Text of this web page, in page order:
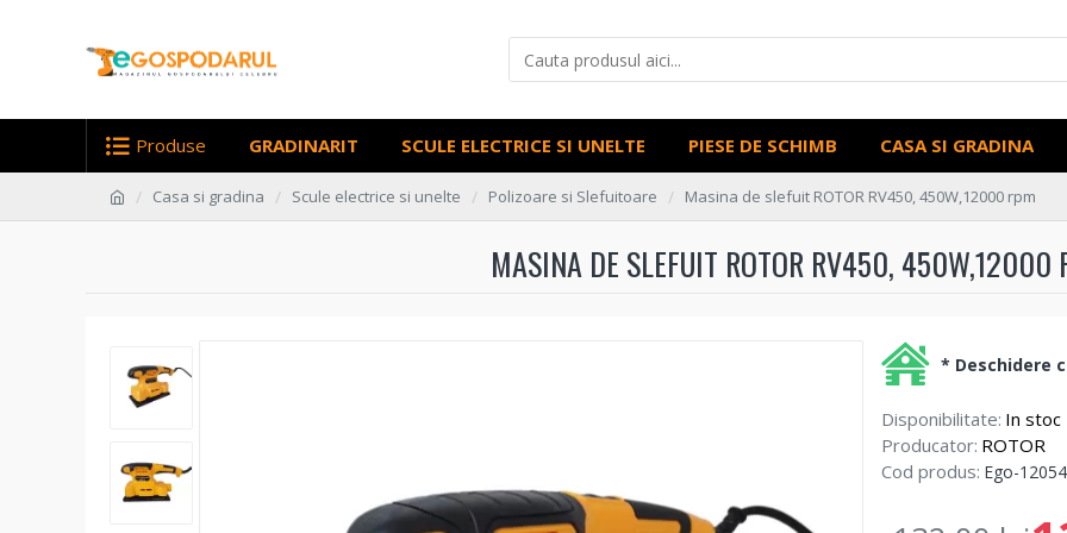
Produse GRADINARIT SCULE ELECTRICE SI UNELTE PIESE DE SCHIMB CASA SI GRADINA
Casa si gradina Scule electrice si unelte Polizoare si Slefuitoare Masina de slefuit ROTOR RV450, 450W,12000 rpm
MASINA DE SLEFUIT ROTOR RV450, 450W,12000
Disponibilitate: In stoc
Producator: ROTOR
Cod produs: Ego-12054
* Deschidere